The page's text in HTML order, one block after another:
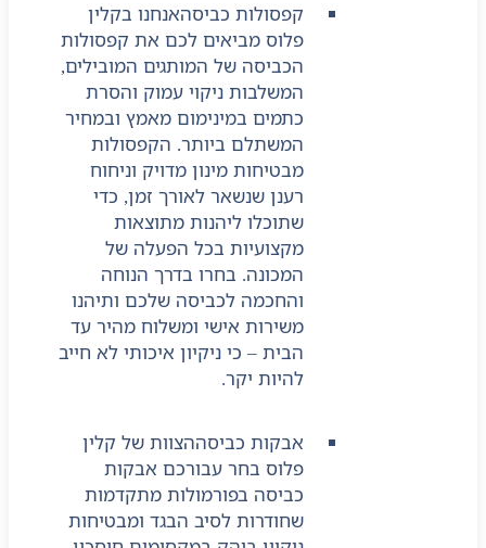
קפסולות כביסהאנחנו בקלין
פלוס מביאים לכם את קפסולות
הכביסה של המותגים המובילים,
המשלבות ניקוי עמוק והסרת
כתמים במינימום מאמץ ובמחיר
המשתלם ביותר. הקפסולות
מבטיחות מינון מדויק וניחוח
רענן שנשאר לאורך זמן, כדי
שתוכלו ליהנות מתוצאות
מקצועיות בכל הפעלה של
המכונה. בחרו בדרך הנוחה
והחכמה לכביסה שלכם ותיהנו
משירות אישי ומשלוח מהיר עד
הבית – כי ניקיון איכותי לא חייב
להיות יקר.
אבקות כביסההצוות של קלין
פלוס בחר עבורכם אבקות
כביסה בפורמולות מתקדמות
שחודרות לסיב הבגד ומבטיחות